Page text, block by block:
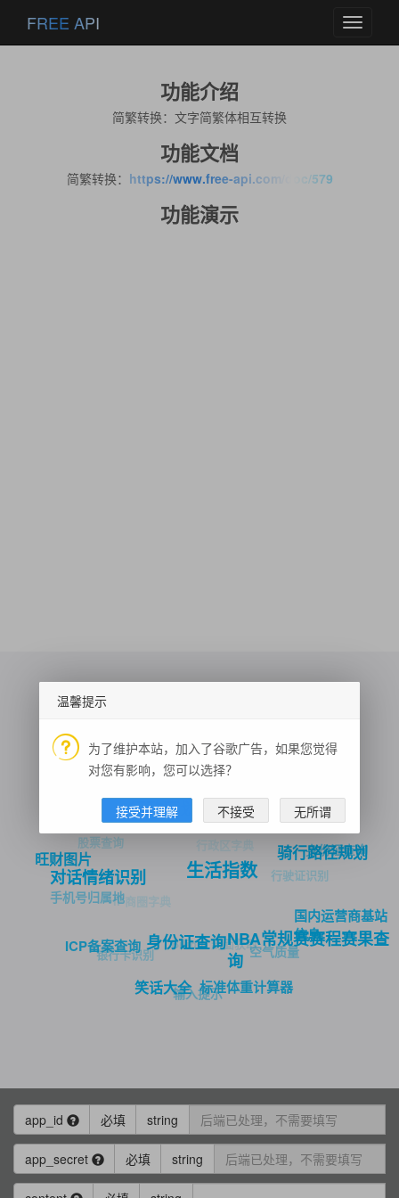
Toggle
FREE API
功能介绍
简繁转换：文字简繁体相互转换
功能文档
简繁转换： https://www.free-api.com/doc/579
功能演示
ICP备案查询
笑话大全
身份证查询
对话情绪识别
旺财图片
手机号归属地
银行卡识别
输入提示标准体重计算器
NBA常规赛赛程赛果查
询
生活指数
行政区划区域检索
非百度坐标系转换
医疗图谱
股票查询
IP商圈字典
Bilibili 封面获取空气质量
国内运营商基站
信息
骑行路径规划
人像分割
新冠全国疫情（腾讯）
用户界面头像
行政区字典
行驶证识别
身份证查询
Whois 域名
app_id 必填 string
app_secret 必填 string
温馨提示
为了维护本站，加入了谷歌广告，如果您觉得
对您有影响，您可以选择？
接受并理解 不接受 无所谓